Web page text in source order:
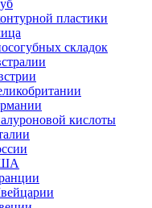
пластики
складок
кислоты